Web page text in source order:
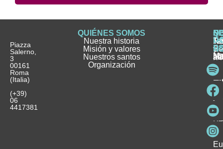
Piazza
Salerno,
3
00161
Roma
(Italia)
(+39)
06
4417381
QUIÉNES SOMOS
Nuestra historia
Misión y valores
Nuestros santos
Organización
e
y
y